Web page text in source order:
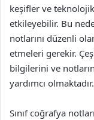
keşifler ve
etkileyebilir. Bu
notlarını düzenli
etmeleri gerekir.
bilgilerini ve
yardımcı olmaktadır.
Sınıf coğrafya